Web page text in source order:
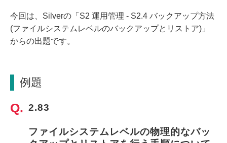
今回は、Silverの「S2 運用管理 - S2.4 バックアップ方法
(ファイルシステムレベルのバックアップとリストア)」
からの出題です。
例題
2.83
ファイルシステムレベルの物理的なバッ